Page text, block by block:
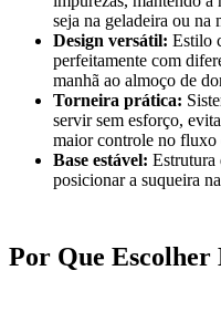
seja na geladeira ou na
Design versátil: Estilo
perfeitamente com
manhã ao almoço de
Torneira prática:
servir sem esforço,
maior controle no fluxo
Base estável: Estrutura
posicionar a suqueira
Por Que Escolher